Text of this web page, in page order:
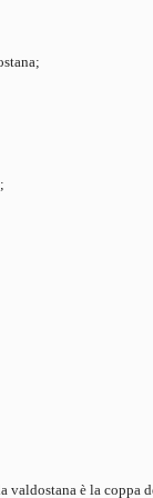
valdostana è la coppa